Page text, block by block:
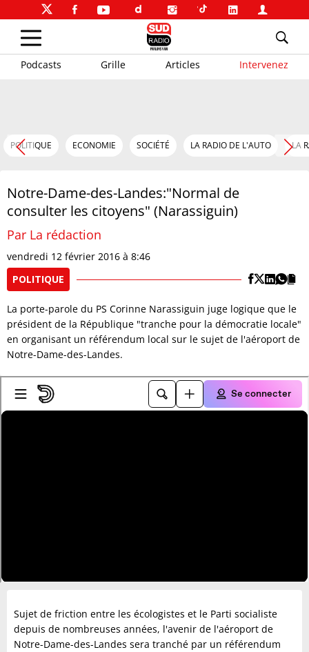
Podcasts Grille Articles Intervenez
POLITIQUE ECONOMIE SOCIÉTÉ LA RADIO DE L'AUTO LA
Notre-Dame-des-Landes:"Normal de
consulter les citoyens" (Narassiguin)
Par La rédaction
vendredi 12 février 2016 à 8:46
POLITIQUE
La porte-parole du PS Corinne Narassiguin juge logique que le
président de la République "tranche pour la démocratie locale"
en organisant un référendum local sur le sujet de l'aéroport de
Notre-Dame-des-Landes.
Sujet de friction entre les écologistes et le Parti socialiste
depuis de nombreuses années, l'avenir de l'aéroport de
Notre-Dame-des-Landes sera tranché par un référendum